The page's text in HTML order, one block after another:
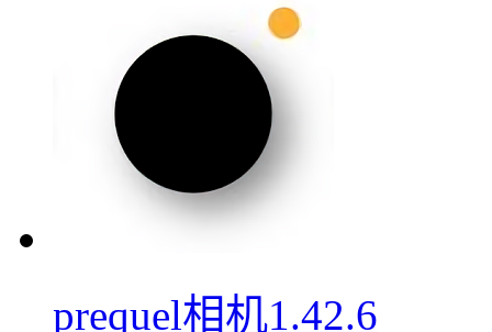
prequel相机1.42.6